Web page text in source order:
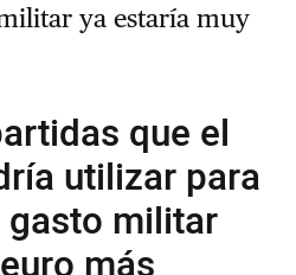
ya estaría muy
que el
utilizar para
gasto militar